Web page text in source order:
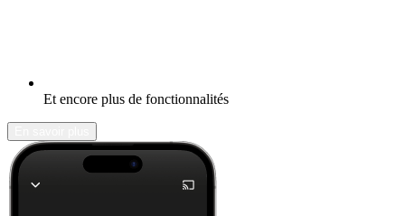
Et encore plus de fonctionnalités